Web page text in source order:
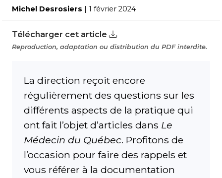
Michel Desrosiers | 1 février 2024
Télécharger cet article
Reproduction, adaptation ou distribution du PDF interdite.
La direction reçoit encore
régulièrement des questions sur les
différents aspects de la pratique qui
ont fait l’objet d’articles dans Le
Médecin du Québec. Profitons de
l’occasion pour faire des rappels et
vous référer à la documentation